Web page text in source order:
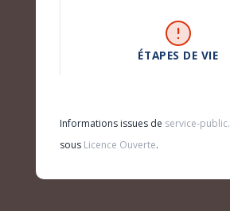
ÉTAPES DE VIE
Informations issues de service-
sous Licence Ouverte.